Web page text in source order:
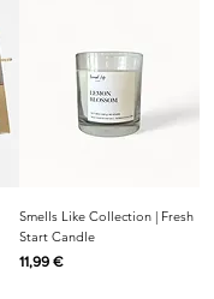
Smells Like Collection | Fresh
Start Candle
Cijena
11,99 €